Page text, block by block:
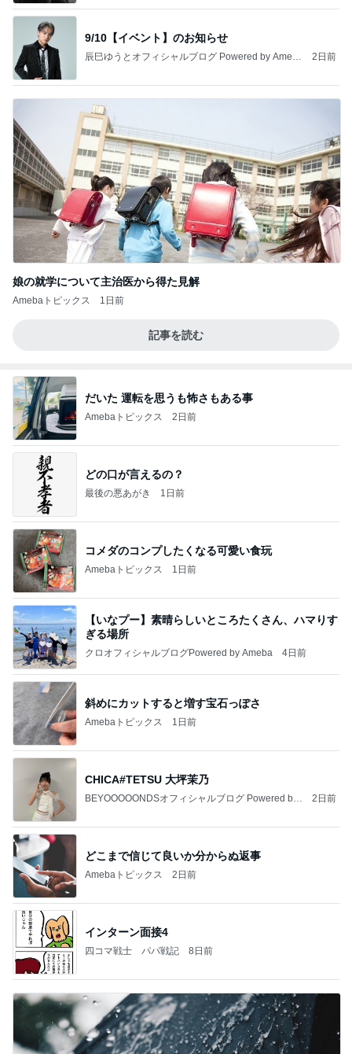
9/10【イベント】のお知らせ
辰巳ゆうとオフィシャルブログ Powered by Ameb
2日前
娘の就学について主治医から得た見解
Amebaトピックス 1日前
記事を読む
だいた 運転を思うも怖さもある事
Amebaトピックス 2日前
どの口が言えるの？
最後の悪あがき 1日前
コメダのコンプしたくなる可愛い食玩
Amebaトピックス 1日前
【いなプー】素晴らしいところたくさん、ハマりす
ぎる場所
クロオフィシャルブログPowered by Ameba 4日前
斜めにカットすると増す宝石っぽさ
Amebaトピックス 1日前
CHICA#TETSU 大坪茉乃
BEYOOOOONDSオフィシャルブログ Powered by
2日前
どこまで信じて良いか分からぬ返事
Amebaトピックス 2日前
インターン面接4
四コマ戦士 パパ戦記 8日前